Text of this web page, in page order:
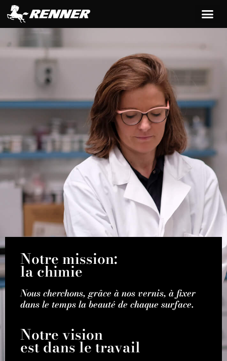
principal
Notre mission:
la chimie
Nous cherchons, grâce à nos vernis, à fixer
dans le temps la beauté de chaque surface.
Notre vision
est dans le travail